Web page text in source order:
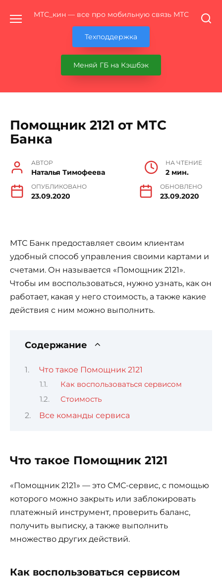
МТС_кин — все про мобильную связь МТС
Техподдержка
Меняй ГБ на Кэшбэк
Помощник 2121 от МТС
Банка
АВТОР
Наталья Тимофеева
НА ЧТЕНИЕ
2 мин.
ОПУБЛИКОВАНО
23.09.2020
ОБНОВЛЕНО
23.09.2020
МТС Банк предоставляет своим клиентам
удобный способ управления своими картами и
счетами. Он называется «Помощник 2121».
Чтобы им воспользоваться, нужно узнать, как он
работает, какая у него стоимость, а также какие
действия с ним можно выполнить.
Содержание
Что такое Помощник 2121
Как воспользоваться сервисом
Стоимость
Все команды сервиса
Что такое Помощник 2121
«Помощник 2121» — это СМС-сервис, с помощью
которого можно закрыть или заблокировать
платежный инструмент, проверить баланс,
получить выписку, а также выполнить
множество других действий.
Как воспользоваться сервисом